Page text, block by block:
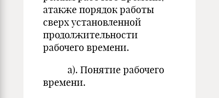
атакже порядок работы
сверх установленной
продолжительности
рабочего времени.
а). Понятие рабочего
времени.